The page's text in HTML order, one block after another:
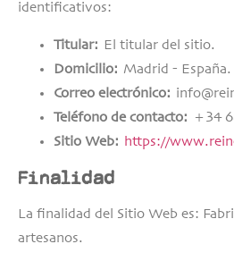
identificativos:
Titular: El titular del sitio.
Domicilio: Madrid - España.
Correo electrónico:
Teléfono de contacto: +34
Sitio Web: https://
Finalidad
La finalidad del Sitio Web es:
artesanos.